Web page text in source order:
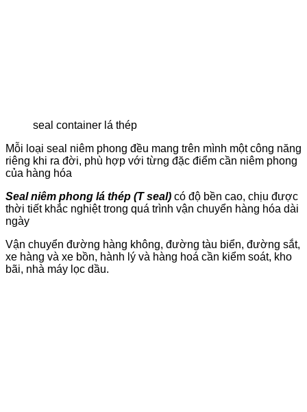
seal container lá thép
Mỗi loại seal niêm phong đều mang trên mình một công năng
riêng khi ra đời, phù hợp với từng đặc điểm cần niêm phong
của hàng hóa
Seal niêm phong lá thép (T seal) có độ bền cao, chịu được
thời tiết khắc nghiệt trong quá trình vận chuyển hàng hóa dài
ngày
Vận chuyển đường hàng không, đường tàu biển, đường sắt,
xe hàng và xe bồn, hành lý và hàng hoá cần kiểm soát, kho
bãi, nhà máy lọc dầu.